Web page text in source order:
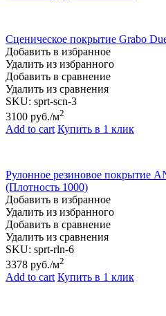
Сценическое покрытие Grabo
Добавить в избранное
Удалить из избранного
Добавить в сравнение
Удалить из сравнения
SKU: sprt-scn-3
3100 руб./м2
Add to cart Купить в 1 клик
Рулонное резиновое покрытие
(Плотность 1000)
Добавить в избранное
Удалить из избранного
Добавить в сравнение
Удалить из сравнения
SKU: sprt-rln-6
3378 руб./м2
Add to cart Купить в 1 клик